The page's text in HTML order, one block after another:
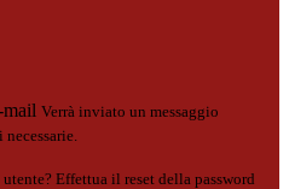
Verrà inviato un messaggio
Effettua il reset della password